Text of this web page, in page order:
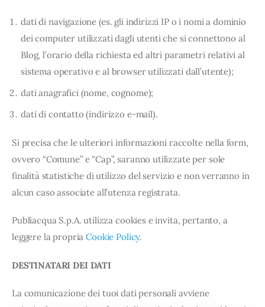
dati di navigazione (es. gli indirizzi IP o i nomi a dominio
dei computer utilizzati dagli utenti che si connettono al
Blog, l’orario della richiesta ed altri parametri relativi al
sistema operativo e al browser utilizzati dall’utente);
dati anagrafici (nome, cognome);
dati di contatto (indirizzo e-mail).
Si precisa che le ulteriori informazioni raccolte nella form,
ovvero “Comune” e “Cap”, saranno utilizzate per sole
finalità statistiche di utilizzo del servizio e non verranno in
alcun caso associate all’utenza registrata.
Publiacqua S.p.A. utilizza cookies e invita, pertanto, a
leggere la propriaCookie Policy.
DESTINATARI DEI DATI
La comunicazione dei tuoi dati personali avviene